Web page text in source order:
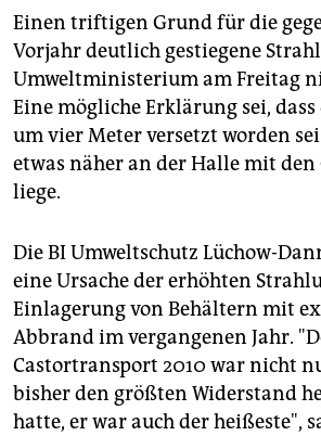
Einen triftigen Grund für die
Vorjahr deutlich gestiegene
Umweltministerium am Freitag
Eine mögliche Erklärung sei,
um vier Meter versetzt worden
etwas näher an der Halle mit
liege.
Die BI Umweltschutz Lüchow-
eine Ursache der erhöhten
Einlagerung von Behältern mit
Abbrand im vergangenen Jahr.
Castortransport 2010 war nicht
bisher den größten Widerstand
hatte, er war auch der heißeste",